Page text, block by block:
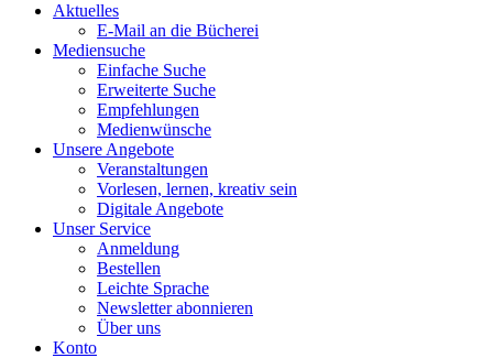
Aktuelles
E-Mail an die Bücherei
Mediensuche
Einfache Suche
Erweiterte Suche
Empfehlungen
Medienwünsche
Unsere Angebote
Veranstaltungen
Vorlesen, lernen, kreativ sein
Digitale Angebote
Unser Service
Anmeldung
Bestellen
Leichte Sprache
Newsletter abonnieren
Über uns
Konto